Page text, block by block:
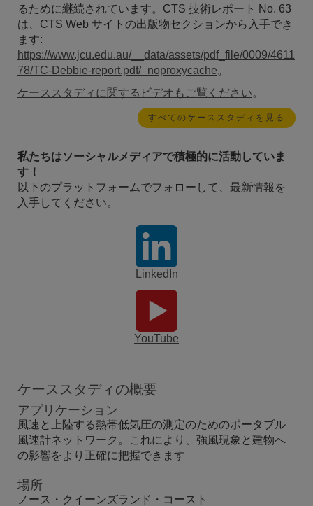
るために継続されています。CTS 技術レポート No. 63
は、CTS Web サイトの出版物セクションから入手でき
ます:
https://www.jcu.edu.au/__data/assets/pdf_file/0009/4611
78/TC-Debbie-report.pdf/_noproxycache。
ケーススタディに関するビデオもご覧ください。
すべてのケーススタディを見る
私たちはソーシャルメディアで積極的に活動していま
す！
以下のプラットフォームでフォローして、最新情報を
入手してください。
LinkedIn
YouTube
ケーススタディの概要
アプリケーション
風速と上陸する熱帯低気圧の測定のためのポータブル
風速計ネットワーク。これにより、強風現象と建物へ
の影響をより正確に把握できます
場所
ノース・クイーンズランド・コースト